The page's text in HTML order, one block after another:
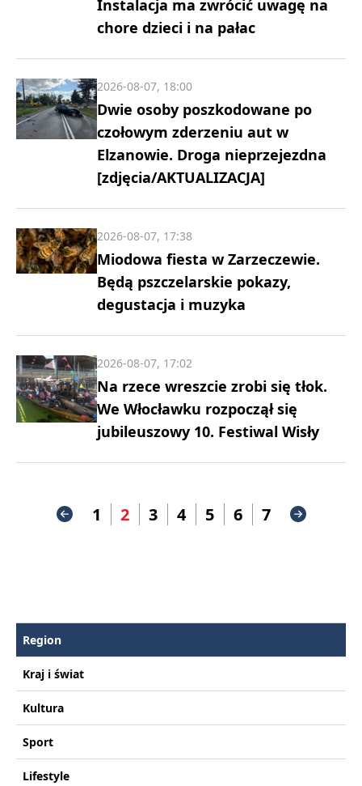
Instalacja ma zwrócić uwagę na
chore dzieci i na pałac
Dwie osoby poszkodowane po
czołowym zderzeniu aut w
Elzanowie. Droga nieprzejezdna
[zdjęcia/AKTUALIZACJA]
2026-08-07, 18:00
Miodowa fiesta w Zarzeczewie.
Będą pszczelarskie pokazy,
degustacja i muzyka
2026-08-07, 17:38
Na rzece wreszcie zrobi się tłok.
We Włocławku rozpoczął się
jubileuszowy 10. Festiwal Wisły
2026-08-07, 17:02
1 2 3 4 5 6 7
Region
Kraj i świat
Kultura
Sport
Lifestyle